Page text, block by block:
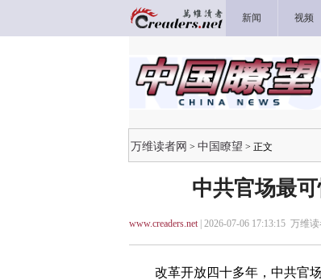
新闻 视频
万维读者网 > 中国瞭望 > 正文
中共官场最
www.creaders.net| 2026-07-06 17:13:15 万维读
改革开放四十多年，中共官场